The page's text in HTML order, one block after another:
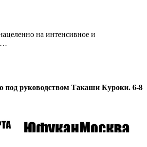
на интенсивное и
под руководством Такаши Куроки. 6-8